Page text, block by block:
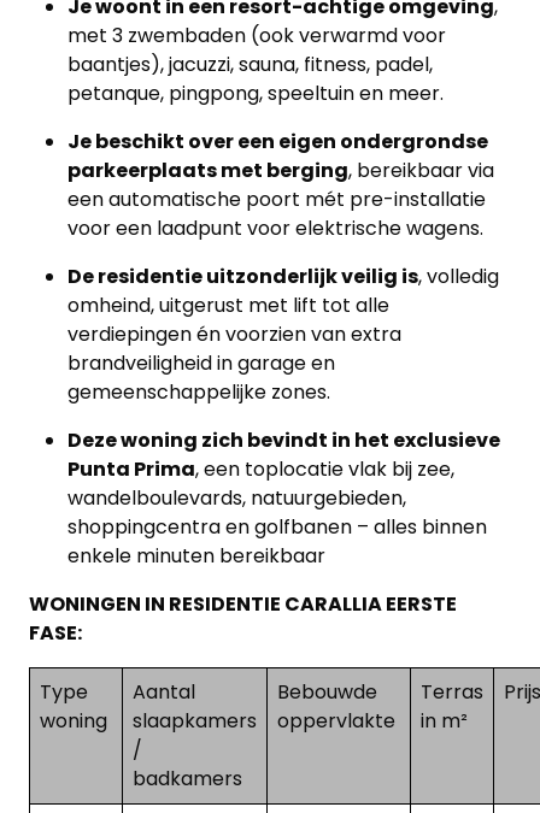
Je woont in een resort-achtige omgeving,
met 3 zwembaden (ook verwarmd voor
baantjes), jacuzzi, sauna, fitness, padel,
petanque, pingpong, speeltuin en meer.
Je beschikt over een eigen ondergrondse
parkeerplaats met berging, bereikbaar via
een automatische poort mét pre-installatie
voor een laadpunt voor elektrische wagens.
De residentie uitzonderlijk veilig is, volledig
omheind, uitgerust met lift tot alle
verdiepingen én voorzien van extra
brandveiligheid in garage en
gemeenschappelijke zones.
Deze woning zich bevindt in het exclusieve
Punta Prima, een toplocatie vlak bij zee,
wandelboulevards, natuurgebieden,
shoppingcentra en golfbanen – alles binnen
enkele minuten bereikbaar
WONINGEN IN RESIDENTIE CARALLIA EERSTE
FASE:
Type
woning
Aantal
slaapkamers
/
badkamers
Bebouwde
oppervlakte
Terras
in m²